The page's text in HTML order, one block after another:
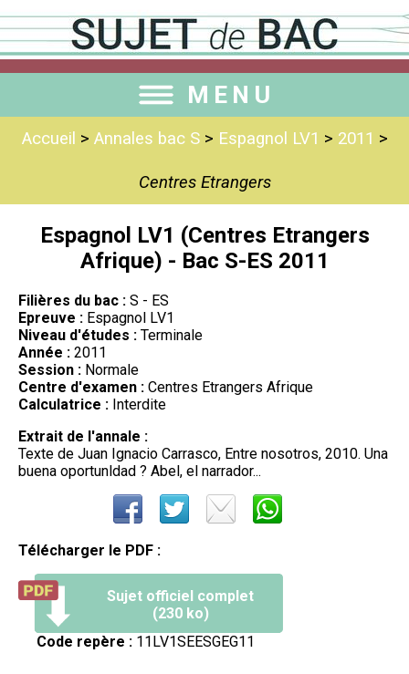
MENU
Accueil > Annales bac S> Espagnol LV1 > 2011 >
Centres Etrangers
Espagnol LV1 (Centres Etrangers
Afrique) - Bac S-ES 2011
Filières du bac : S - ES
Epreuve : Espagnol LV1
Niveau d'études : Terminale
Année : 2011
Session : Normale
Centre d'examen : Centres Etrangers Afrique
Calculatrice : Interdite
Extrait de l'annale :
Texte de Juan Ignacio Carrasco, Entre nosotros, 2010. Una
buena oportunldad ? Abel, el narrador...
Télécharger le PDF :
Sujet officiel complet
(230 ko)
Code repère : 11LV1SEESGEG11